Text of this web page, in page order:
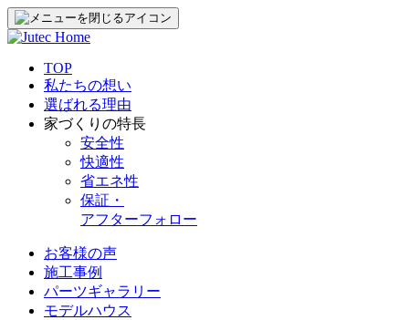
TOP
私たちの想い
選ばれる理由
家づくりの特長
安全性
快適性
省エネ性
保証・
アフターフォロー
お客様の声
施工事例
パーツギャラリー
モデルハウス